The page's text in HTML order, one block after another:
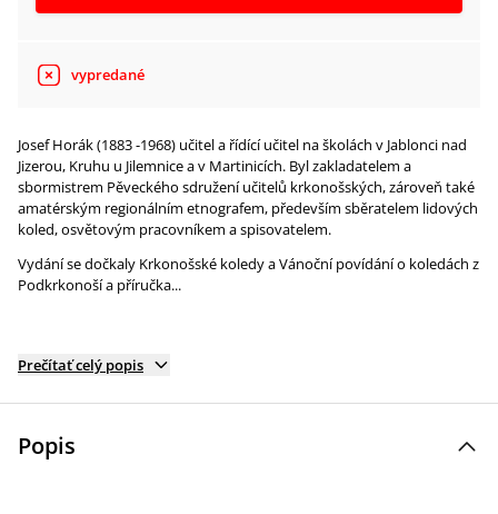
vypredané
Josef Horák (1883 -1968) učitel a řídící učitel na školách v Jablonci nad
Jizerou, Kruhu u Jilemnice a v Martinicích. Byl zakladatelem a
sbormistrem Pěveckého sdružení učitelů krkonošských, zároveň také
amatérským regionálním etnografem, především sběratelem lidových
koled, osvětovým pracovníkem a spisovatelem.
Vydání se dočkaly Krkonošské koledy a Vánoční povídání o koledách z
Podkrkonoší a příručka...
Prečítať celý popis
Popis